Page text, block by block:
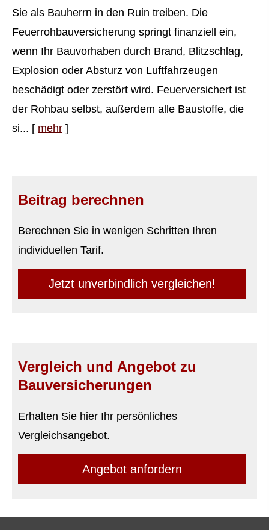
Sie als Bauherrn in den Ruin treiben. Die
Feuerrohbauversicherung springt finanziell ein,
wenn Ihr Bauvorhaben durch Brand, Blitzschlag,
Explosion oder Absturz von Luftfahrzeugen
beschädigt oder zerstört wird. Feuerversichert ist
der Rohbau selbst, außerdem alle Baustoffe, die
si... [ mehr ]
Beitrag berechnen
Berechnen Sie in wenigen Schritten Ihren
individuellen Tarif.
Jetzt unverbindlich ver­gleichen!
Vergleich und Angebot zu
Bauversicherungen
Erhalten Sie hier Ihr persönliches
Vergleichsangebot.
An­ge­bot an­for­dern